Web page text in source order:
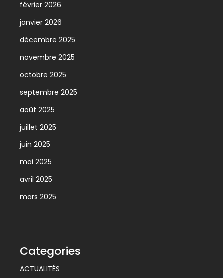
février 2026
janvier 2026
décembre 2025
novembre 2025
octobre 2025
septembre 2025
août 2025
juillet 2025
juin 2025
mai 2025
avril 2025
mars 2025
Categories
ACTUALITÉS